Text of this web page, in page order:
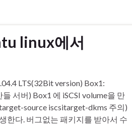
linux에서
LTS(32Bit version) Box1:
서버) Box1 에 iSCSI volume을 만
source iscsitarget-dkms 주의)
한다. 버그없는 패키지를 받아서 수